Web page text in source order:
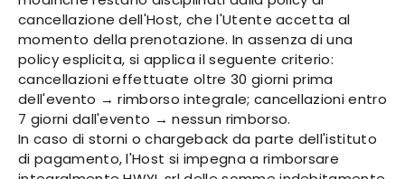
cancellazione dell'Host, che l'Utente accetta al
momento della prenotazione. In assenza di una
policy esplicita, si applica il seguente criterio:
cancellazioni effettuate oltre 30 giorni prima
dell'evento → rimborso integrale; cancellazioni entro
7 giorni dall'evento → nessun rimborso.
In caso di storni o chargeback da parte dell'istituto
di pagamento, l'Host si impegna a rimborsare